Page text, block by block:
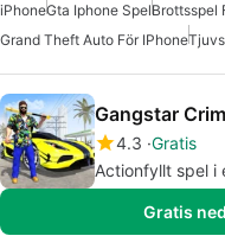
iPhoneGta Iphone SpelBrottsspel
Grand Theft Auto För IPhone
Gangstar
4.3 Gratis
Actionfyllt spel i
Gratis